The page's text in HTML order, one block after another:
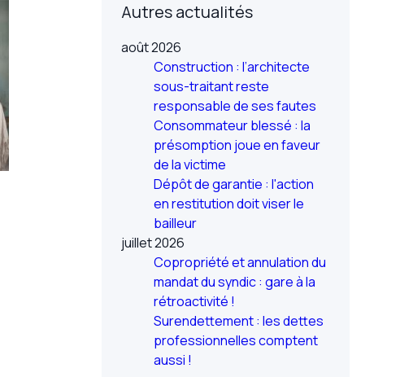
Autres actualités
août 2026
Construction : l’architecte
sous-traitant reste
responsable de ses fautes
Consommateur blessé : la
présomption joue en faveur
de la victime
Dépôt de garantie : l'action
en restitution doit viser le
bailleur
juillet 2026
Copropriété et annulation du
mandat du syndic : gare à la
rétroactivité !
Surendettement : les dettes
professionnelles comptent
aussi !